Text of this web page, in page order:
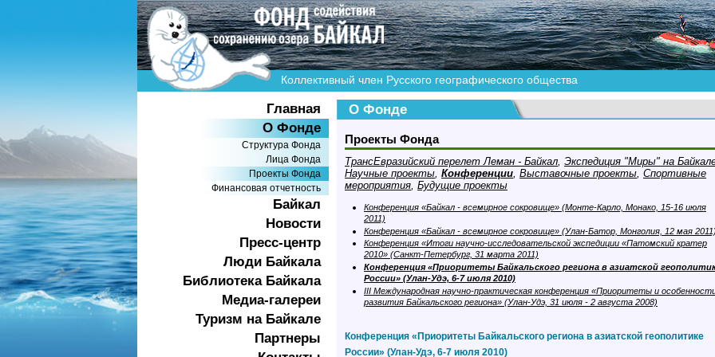
Коллективный член Русского географического общества
Главная
О Фонде
Структура Фонда
Лица Фонда
Проекты Фонда
Финансовая отчетность
Байкал
Новости
Пресс-центр
Люди Байкала
Библиотека Байкала
Медиа-галереи
Туризм на Байкале
Партнеры
О Фонде
Проекты Фонда
ТрансЕвразийский перелет Леман - Байкал Экспедиция "Миры" на
Научные проекты Конференции Выставочные проекты Спортивные
мероприятия Будущие проекты
Конференция «Байкал - всемирное сокровище» (Монте-Карло, Монако, 15-16 июля
2011)
Конференция «Байкал - всемирное сокровище» (Улан-Батор, Монголия, 12 мая
Конференция «Итоги научно-исследовательской экспедиции «Патомский кратер
2010» (Санкт-Петербург, 31 марта 2011)
Конференция «Приоритеты Байкальского региона в азиатской
России» (Улан-Удэ, 6-7 июля 2010)
III Международная научно-практическая конференция «Приоритеты и
развития Байкальского региона» (Улан-Удэ, 31 июля - 2 августа 2008)
Конференция «Приоритеты Байкальского региона в азиатской геополитике
России» (Улан-Удэ, 6-7 июля 2010)